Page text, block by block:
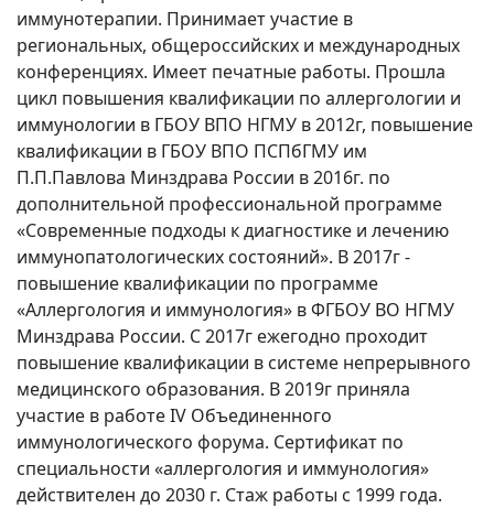
иммунотерапии. Принимает участие в
региональных, общероссийских и международных
конференциях. Имеет печатные работы. Прошла
цикл повышения квалификации по аллергологии и
иммунологии в ГБОУ ВПО НГМУ в 2012г, повышение
квалификации в ГБОУ ВПО ПСПбГМУ им
П.П.Павлова Минздрава России в 2016г. по
дополнительной профессиональной программе
«Современные подходы к диагностике и лечению
иммунопатологических состояний». В 2017г -
повышение квалификации по программе
«Аллергология и иммунология» в ФГБОУ ВО НГМУ
Минздрава России. С 2017г ежегодно проходит
повышение квалификации в системе непрерывного
медицинского образования. В 2019г приняла
участие в работе IV Объединенного
иммунологического форума. Сертификат по
специальности «аллергология и иммунология»
действителен до 2030 г. Стаж работы с 1999 года.